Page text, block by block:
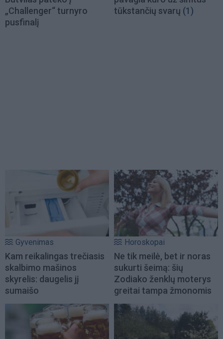
„Challenger“ turnyro
pusfinalį
tūkstančių svarų (1)
Gyvenimas
Kam reikalingas trečiasis
skalbimo mašinos
skyrelis: daugelis jį
sumaišo
Horoskopai
Ne tik meilė, bet ir noras
sukurti šeimą: šių
Zodiako ženklų moterys
greitai tampa žmonomis